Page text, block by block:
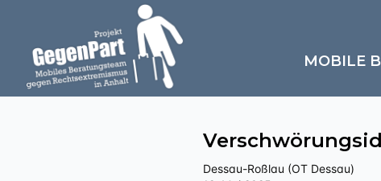
MOBILE
Dessau-Roßlau (OT Dessau)